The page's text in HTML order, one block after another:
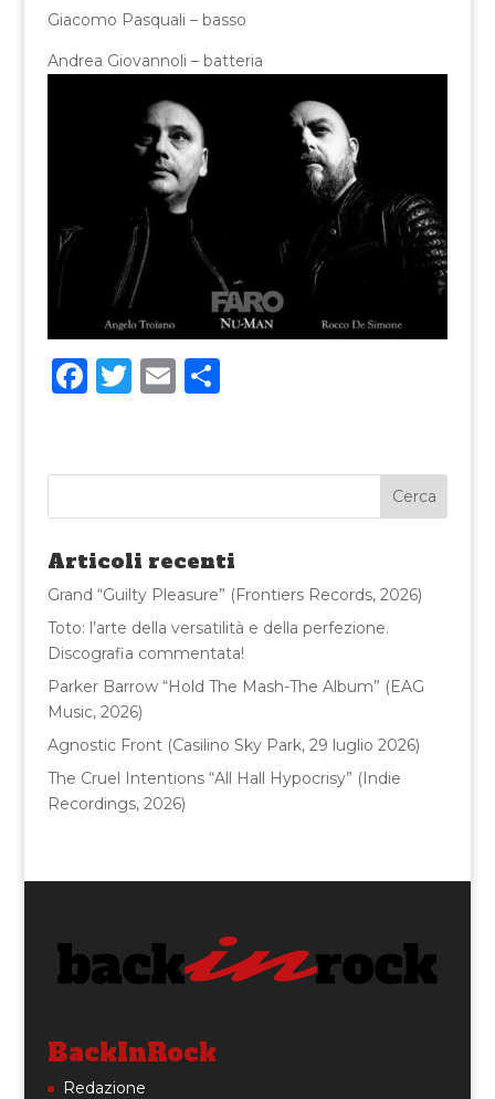
Giacomo Pasquali – basso
Andrea Giovannoli – batteria
F
e
b
o
o
k
T
te
r
E
l
C
di
vi
di
Articoli recenti
Grand “Guilty Pleasure” (Frontiers Records, 2026)
Toto: l’arte della versatilità e della perfezione.
Discografia commentata!
Parker Barrow “Hold The Mash-The Album” (EAG
Music, 2026)
Agnostic Front (Casilino Sky Park, 29 luglio 2026)
The Cruel Intentions “All Hall Hypocrisy” (Indie
Recordings, 2026)
BackInRock
Redazione